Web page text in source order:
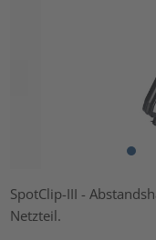
SpotClip-III -
Netzteil.